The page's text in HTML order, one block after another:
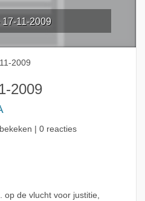
17-11-2009
2009
2009
| 0 reacties
op de vlucht voor justitie,